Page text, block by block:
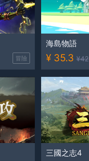
冒險
海島物語
¥ 35.3 ¥42
三國之志4